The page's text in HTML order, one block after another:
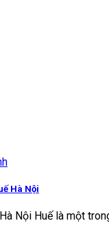
Hà Nội
Nội Huế là một